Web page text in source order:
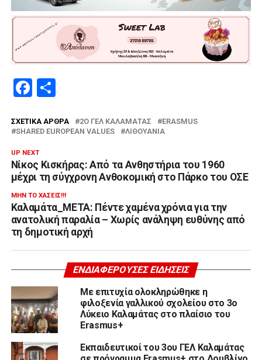
Facebook
ΣΧΕΤΙΚΆ ΆΡΘΡΑ 2Ο ΓΕΛ ΚΑΛΑΜΆΤΑΣ
ERASMUS
SHARED EUROPEAN VALUES
ΛΙΘΟΥΑΝΊΑ
UP NEXT
Νίκος Κισκήρας: Από τα Ανθηστήρια του 1960
μέχρι τη σύγχρονη Ανθοκομική στο Πάρκο του ΟΣΕ
ΜΗΝ ΤΟ ΧΆΣΕΙΣ!!!
Καλαμάτα_ΜΕΤΑ: Πέντε χαμένα χρόνια για την
ανατολική παραλία – Χωρίς ανάληψη ευθύνης από
τη δημοτική αρχή
ΕΝΔΙΑΦΈΡΟΥΣΕΣ ΕΙΔΉΣΕΙΣ
Με επιτυχία ολοκληρώθηκε η
φιλοξενία γαλλικού σχολείου στο 3ο
Λύκειο Καλαμάτας στο πλαίσιο του
Erasmus+
Εκπαιδευτικοί του 3ου ΓΕΛ Καλαμάτας